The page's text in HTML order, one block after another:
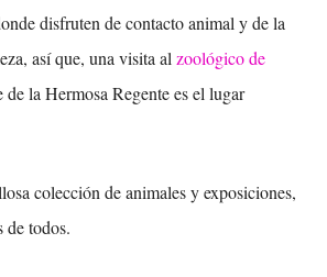
disfruten de contacto animal y de la
así que, una visita al zoológico de
de la Hermosa Regente es el lugar
colección de animales y exposiciones,
de todos.